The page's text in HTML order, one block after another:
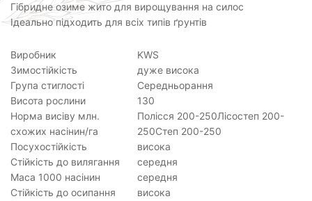
Гібридне озиме жито для вирощування на силос
Ідеально підходить для всіх типів ґрунтів
Виробник
KWS
Зимостійкість
дуже висока
Група стиглості
Середньорання
Висота рослини
130
Норма висіву млн.
схожих насінин/га
Полісся 200-250Лісостеп 200-
250Степ 200-250
Посухостійкість
висока
Стійкість до вилягання
середня
Маса 1000 насінин
середня
Стійкість до осипання
висока